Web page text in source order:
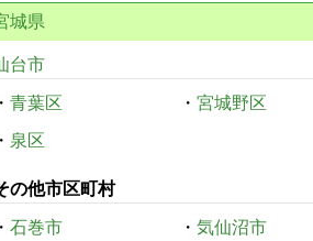
城県
台市
・ 青葉区 ・ 宮城野区
・ 泉区
の他市区町村
・ 石巻市 ・ 気仙沼市